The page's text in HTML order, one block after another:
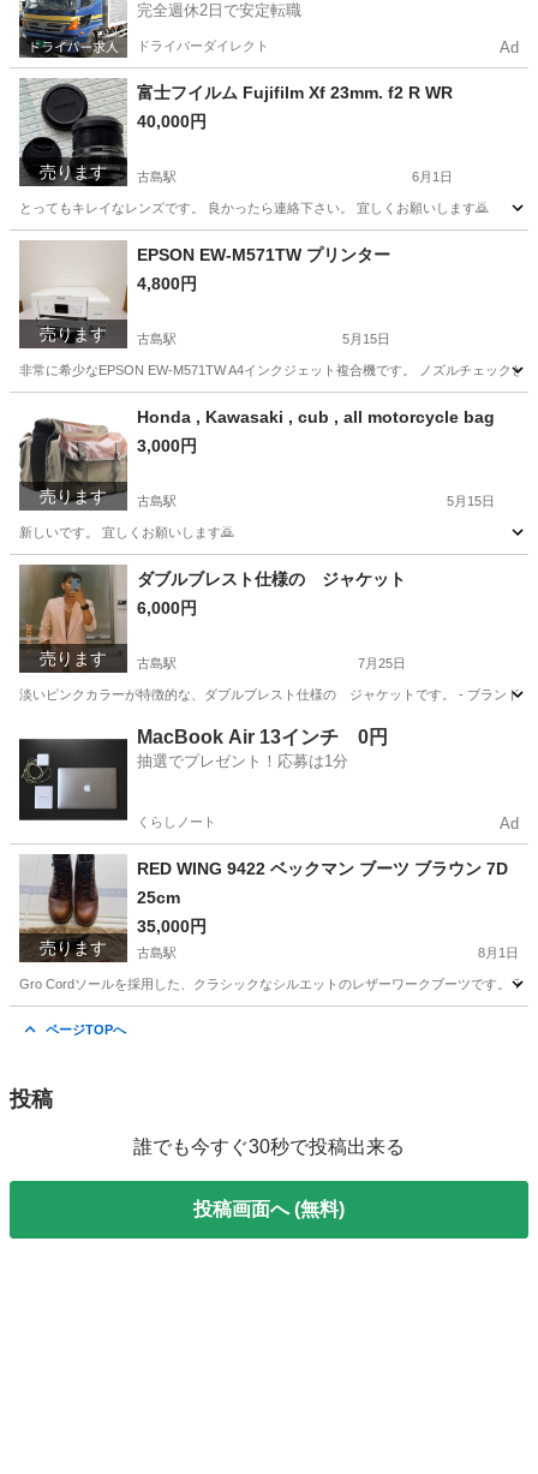
完全週休2日で安定転職
ドライバーダイレクト Ad
売ります
富士フイルム Fujifilm Xf 23mm. f2 R WR
40,000円
古島駅 6月1日
とってもキレイなレンズです。 良かったら連絡下さい。 宜しくお願いします🙇
沖縄 浦添市
売ります
EPSON EW-M571TW プリンター
4,800円
古島駅 5月15日
非常に希少なEPSON EW-M571TW A4インクジェット複合機です。 ノズルチェック
売ります
Honda , Kawasaki , cub , all motorcycle bag
3,000円
古島駅 5月15日
新しいです。 宜しくお願いします🙇
沖縄 浦添市 古島駅 バッグ
売ります
ダブルブレスト仕様の ジャケット
6,000円
古島駅 7月25日
淡いピンクカラーが特徴的な、ダブルブレスト仕様の ジャケットです。 - ブランド:
古島駅 その他
MacBook Air 13インチ 0円
抽選でプレゼント！応募は1分
くらしノート Ad
売ります
RED WING 9422 ベックマン ブーツ ブラウン 7D
25cm
35,000円
古島駅 8月1日
Gro Cordソールを採用した、クラシックなシルエットのレザーワークブーツです。
ページTOPへ
投稿
誰でも今すぐ30秒で投稿出来る
投稿画面へ (無料)